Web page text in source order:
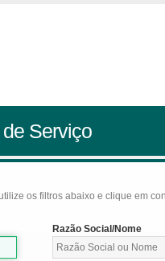
Serviço
os filtros abaixo e clique em
Razão Social/Nome